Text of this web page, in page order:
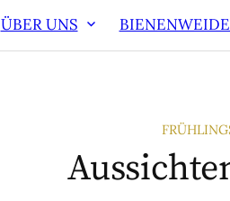
ÜBER UNS